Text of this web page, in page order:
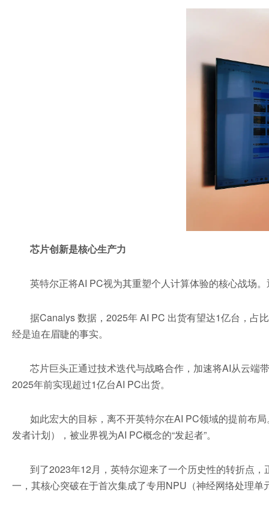
芯片创新是核心生产力
英特尔正将AI PC视为其重塑个人计算体验的核心战场
据Canalys 数据，2025年 AI PC 出货有望达1亿台，占
经是迫在眉睫的事实。
芯片巨头正通过技术迭代与战略合作，加速将AI从云端
2025年前实现超过1亿台AI PC出货。
如此宏大的目标，离不开英特尔在AI PC领域的提前布
发者计划），被业界视为AI PC概念的“发起者”。
到了2023年12月，英特尔迎来了一个历史性的转折点
一，其核心突破在于首次集成了专用NPU（神经网络处理